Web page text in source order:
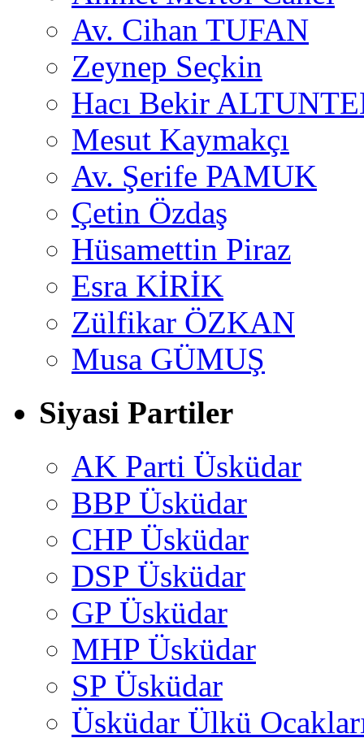
Av. Cihan TUFAN
Zeynep Seçkin
Hacı Bekir
Mesut Kaymakçı
Av. Şerife PAMUK
Çetin Özdaş
Hüsamettin Piraz
Esra KİRİK
Zülfikar ÖZKAN
Musa GÜMUŞ
Siyasi Partiler
AK Parti Üsküdar
BBP Üsküdar
CHP Üsküdar
DSP Üsküdar
GP Üsküdar
MHP Üsküdar
SP Üsküdar
Üsküdar Ülkü